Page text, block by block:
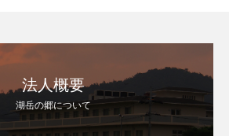
法人概要
湖岳の郷について